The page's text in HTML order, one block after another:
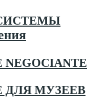
ДЛЯ МУЗЕЕВ